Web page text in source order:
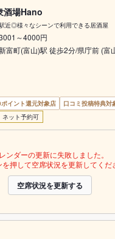
酒場Hano
近◎様々なシーンで利用できる居酒屋
～4000円
富町(富山)駅 徒歩2分/県庁前 (富
イント還元対象店
口コミ投稿特典対
ネット予約可
ンダーの更新に失敗しました。
押して空席状況を更新してくだ
空席状況を更新する